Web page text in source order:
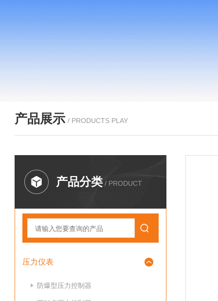
产品展示 / PRODUCTS PLAY
产品分类 / PRODUCT
压力仪表
防爆型压力控制器